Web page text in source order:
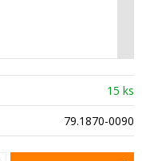
15 ks
79.1870-0090